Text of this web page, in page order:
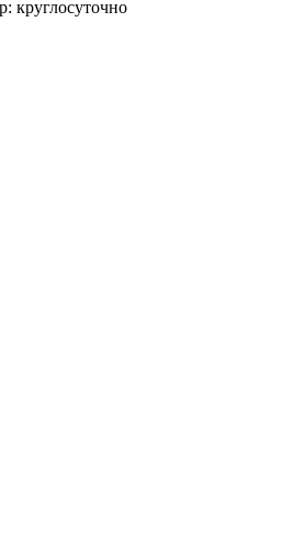
круглосуточно